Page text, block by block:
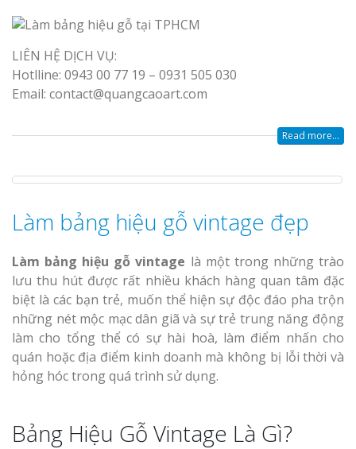
LIÊN HỆ DỊCH VỤ:
Hotlline: 0943 00 77 19 – 0931 505 030
Email: contact@quangcaoart.com
Read more...
Làm bảng hiệu gỗ vintage đẹp
Làm bảng hiệu gỗ vintage là một trong những trào
lưu thu hút được rất nhiều khách hàng quan tâm đặc
biệt là các bạn trẻ, muốn thể hiện sự độc đáo pha trộn
những nét mộc mạc dân giã và sự trẻ trung năng động
làm cho tổng thể có sự hài hoà, làm điểm nhấn cho
quán hoặc địa điểm kinh doanh mà không bị lỗi thời và
hỏng hóc trong quá trình sử dụng.
Bảng Hiệu Gỗ Vintage Là Gì?